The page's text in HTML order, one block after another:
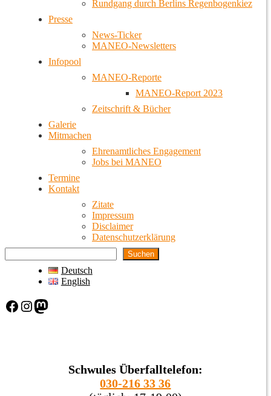
Rundgang durch Berlins Regenbogenkiez
Presse
News-Ticker
MANEO-Newsletters
Infopool
MANEO-Reporte
MANEO-Report 2023
Zeitschrift & Bücher
Galerie
Mitmachen
Ehrenamtliches Engagement
Jobs bei MANEO
Termine
Kontakt
Zitate
Impressum
Disclaimer
Datenschutzerklärung
Suchen
Deutsch
English
Facebook Instagram Mastodon
Schwules Überfalltelefon:
030-216 33 36